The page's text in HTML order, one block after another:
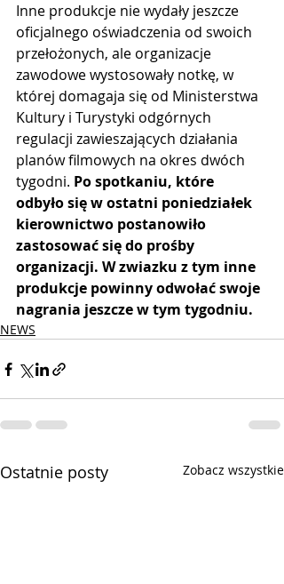
Inne produkcje nie wydały jeszcze
oficjalnego oświadczenia od swoich
przełożonych, ale organizacje
zawodowe wystosowały notkę, w
której domagaja się od Ministerstwa
Kultury i Turystyki odgórnych
regulacji zawieszających działania
planów filmowych na okres dwóch
tygodni. Po spotkaniu, które
odbyło się w ostatni poniedziałek
kierownictwo postanowiło
zastosować się do prośby
organizacji. W zwiazku z tym inne
produkcje powinny odwołać swoje
nagrania jeszcze w tym tygodniu.
NEWS
Ostatnie posty Zobacz wszystkie